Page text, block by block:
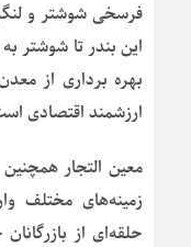
فرسخی شوشتر و
این بندر تا شوشتر
بهره برداری از
ارزشمند اقتصادی
معین التجار
زمینه‌های مختلف
حلقه‌ای از